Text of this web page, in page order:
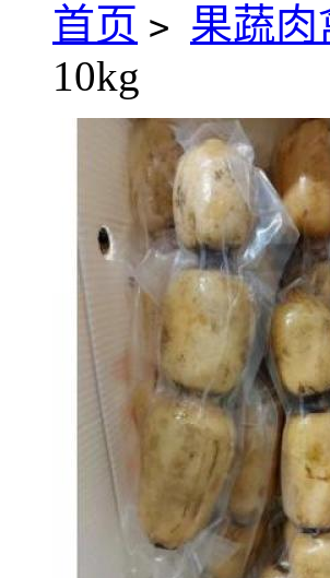
首页 > 果蔬肉
10kg